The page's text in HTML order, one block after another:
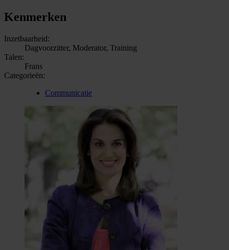
Kenmerken
Inzetbaarheid:
Dagvoorzitter, Moderator, Training
Talen:
Frans
Categorieën:
Communicatie